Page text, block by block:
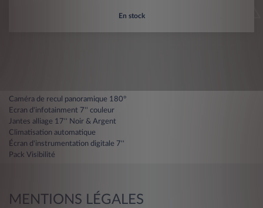
En stock
Caméra de recul panoramique 180°
Ecran d'infotainment 7'' couleur
Jantes alliage 17'' Noir & Argent
Climatisation automatique
Écran d'instrumentation digitale 7''
Pack Visibilité
MENTIONS LÉGALES